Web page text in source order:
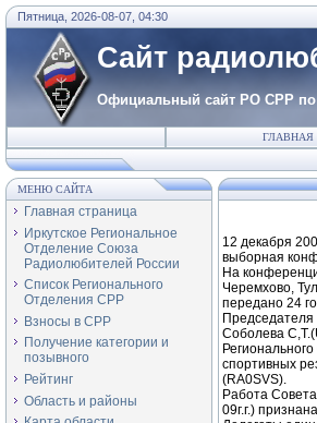
Пятница, 2026-08-07, 04:30
Сайт
Официальный сайт РО СРР по
ГЛАВНАЯ
МЕНЮ САЙТА
Главная страница
Иркутское Региональное
Отделение Союза
Радиолюбителей России
Список Регионального
Отделения СРР
Взносы в СРР
Получение категории и
позывного
Рейтинг
Область и районы
12 декабря
выборная
На
Черемхово,
передано 24
Соболева
спортивных
(RA0SVS).
Работа
09г.г.)